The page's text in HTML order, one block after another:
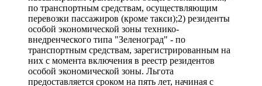
по транспортным средствам, осуществляющим
перевозки пассажиров (кроме такси);2) резиденты
особой экономической зоны технико-
внедренческого типа "Зеленоград" - по
транспортным средствам, зарегистрированным на
них с момента включения в реестр резидентов
особой экономической зоны. Льгота
предоставляется сроком на пять лет, начиная с